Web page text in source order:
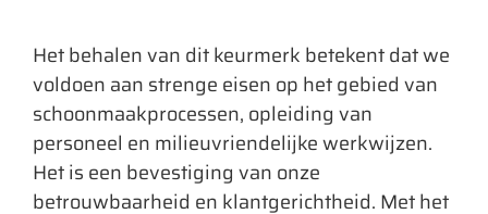
Het behalen van dit keurmerk betekent dat we
voldoen aan strenge eisen op het gebied van
schoonmaakprocessen, opleiding van
personeel en milieuvriendelijke werkwijzen.
Het is een bevestiging van onze
betrouwbaarheid en klantgerichtheid. Met het